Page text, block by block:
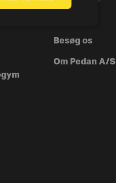
Besøg os
Om Pedan A/S